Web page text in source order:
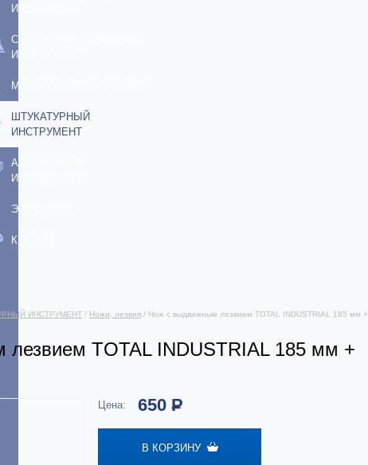
ИНСТРУМЕНТ
СТОЛЯРНО-СЛЕСАРНЫЙ
ИНСТРУМЕНТ
МАЛЯРНЫЙ ИНСТРУМЕНТ
ШТУКАТУРНЫЙ
ИНСТРУМЕНТ
АБРАЗИВНЫЙ
ИНСТРУМЕНТ
ЭЛЕКТРИКА
КРЕПЕЖ
ИНСТРУМЕНТ / Ножи, лезвия / Нож с выдвижным лезвием TOTAL INDUSTRIAL 185 мм +
TOTAL INDUSTRIAL 185 мм +
Цена: 650 Р
В КОРЗИНУ